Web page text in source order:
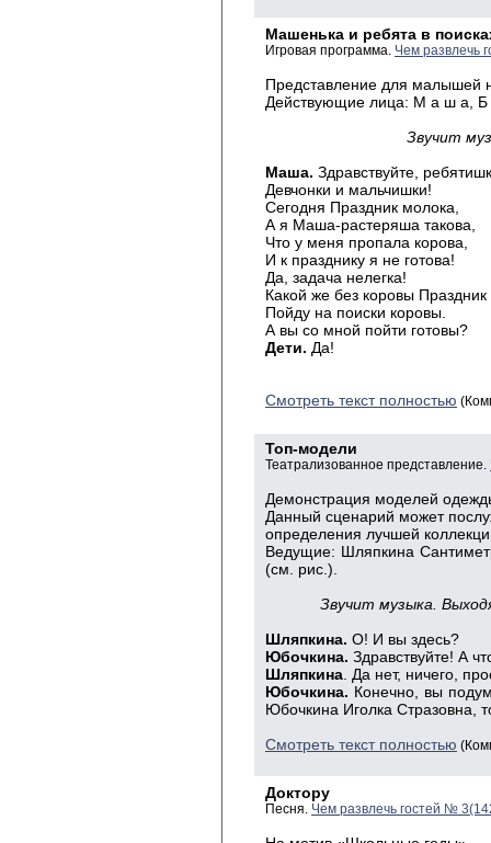
Машенька и ребята в
Игровая программа. Чем развлечь
Представление для малышей
Действующие лица: М а ш а, Б
Звучит
Маша. Здравствуйте,
Девчонки и мальчишки!
Сегодня Праздник молока,
А я Маша-растеряша такова,
Что у меня пропала корова,
И к празднику я не готова!
Да, задача нелегка!
Какой же без коровы
Пойду на поиски коровы.
А вы со мной пойти готовы?
Дети. Да!
Смотреть текст полностью
Топ-модели
Театрализованное представление.
Демонстрация моделей
Данный сценарий может
определения лучшей
Ведущие: Шляпкина
(см. рис.).
Звучит музыка.
Шляпкина. О! И вы здесь?
Юбочкина. Здравствуйте! А
Шляпкина . Да нет, ничего,
Юбочкина. Конечно, вы
Юбочкина Иголка Стразовна,
Смотреть текст полностью
Доктору
Песня. Чем развлечь гостей №